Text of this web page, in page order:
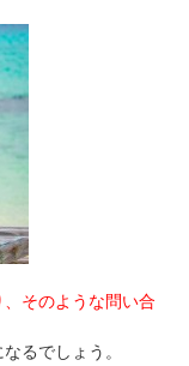
そのような問い合
るでしょう。